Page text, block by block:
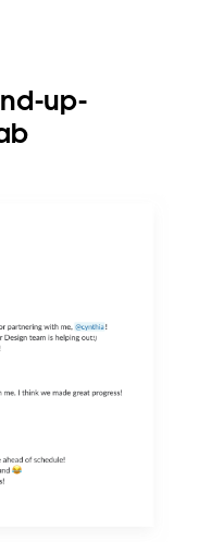
up-